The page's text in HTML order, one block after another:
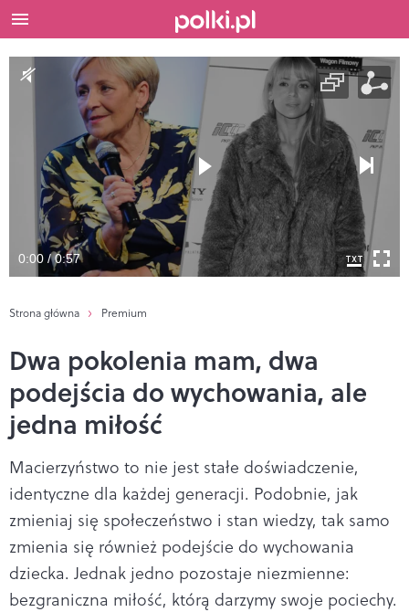
0:00 / 0:57
Strona główna Premium
Dwa pokolenia mam, dwa
podejścia do wychowania, ale
jedna miłość
Macierzyństwo to nie jest stałe doświadczenie,
identyczne dla każdej generacji. Podobnie, jak
zmieniaj się społeczeństwo i stan wiedzy, tak samo
zmienia się również podejście do wychowania
dziecka. Jednak jedno pozostaje niezmienne:
bezgraniczna miłość, którą darzymy swoje pociechy.